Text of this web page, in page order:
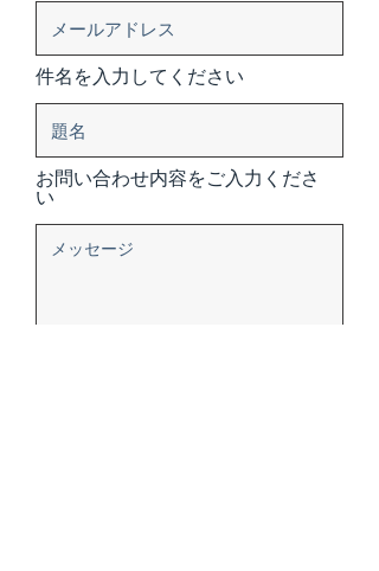
件名を入力してください
お問い合わせ内容をご入力くださ
い